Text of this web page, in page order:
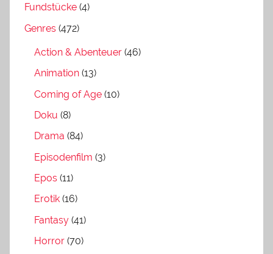
Fundstücke (4)
Genres (472)
Action & Abenteuer (46)
Animation (13)
Coming of Age (10)
Doku (8)
Drama (84)
Episodenfilm (3)
Epos (11)
Erotik (16)
Fantasy (41)
Horror (70)